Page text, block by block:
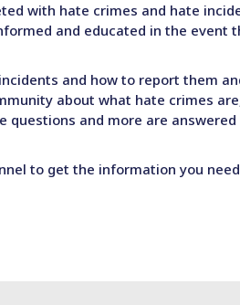
with hate crimes and hate
and educated in the event
and how to report them
about what hate crimes
and more are answered
to get the information you